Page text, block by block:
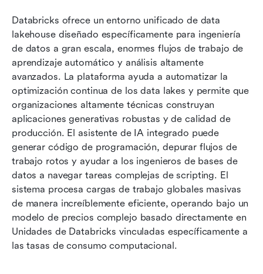
Databricks ofrece un entorno unificado de data
lakehouse diseñado específicamente para ingeniería
de datos a gran escala, enormes flujos de trabajo de
aprendizaje automático y análisis altamente
avanzados. La plataforma ayuda a automatizar la
optimización continua de los data lakes y permite que
organizaciones altamente técnicas construyan
aplicaciones generativas robustas y de calidad de
producción. El asistente de IA integrado puede
generar código de programación, depurar flujos de
trabajo rotos y ayudar a los ingenieros de bases de
datos a navegar tareas complejas de scripting. El
sistema procesa cargas de trabajo globales masivas
de manera increíblemente eficiente, operando bajo un
modelo de precios complejo basado directamente en
Unidades de Databricks vinculadas específicamente a
las tasas de consumo computacional.